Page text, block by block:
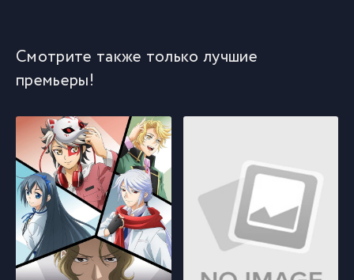
Смотрите также только лучшие
премьеры!